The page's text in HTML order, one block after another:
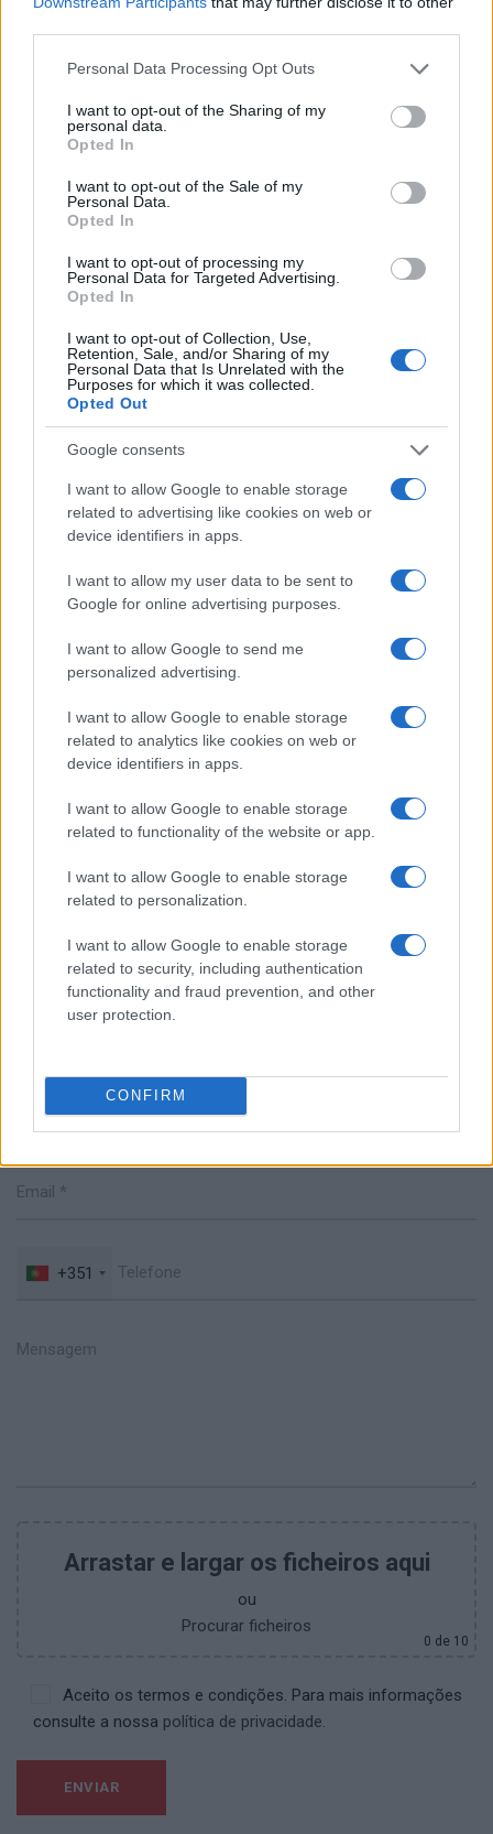
Please note that this website/app uses one or more Google
not limited to your visit or usage behaviour. You may click to
grant or deny consent to Google and its third-party tags to
use your data for below specified purposes in below Google
consent section.
Personal Data Processing Opt Outs
I want to opt-out of the Sharing of my
personal data.
Opted In
I want to opt-out of the Sale of my
Personal Data.
Opted In
I want to opt-out of processing my
Personal Data for Targeted Advertising.
Opted In
I want to opt-out of Collection, Use,
Retention, Sale, and/or Sharing of my
Personal Data that Is Unrelated with the
Purposes for which it was collected.
Opted Out
Google consents
I want to allow Google to enable storage
related to advertising like cookies on web or
device identifiers in apps.
I want to allow my user data to be sent to
Google for online advertising purposes.
I want to allow Google to send me
personalized advertising.
I want to allow Google to enable storage
related to analytics like cookies on web or
device identifiers in apps.
I want to allow Google to enable storage
related to functionality of the website or app.
I want to allow Google to enable storage
related to personalization.
I want to allow Google to enable storage
related to security, including authentication
functionality and fraud prevention, and other
user protection.
CONFIRM
ZEN
LER MAIS
ECT
LER MAIS
EET
+351
Arrastar e largar os ficheiros aqui
ou
Procurar ficheiros
0 de 10
Aceito os termos e condições. Para mais informações
consulte a nossa política de privacidade.